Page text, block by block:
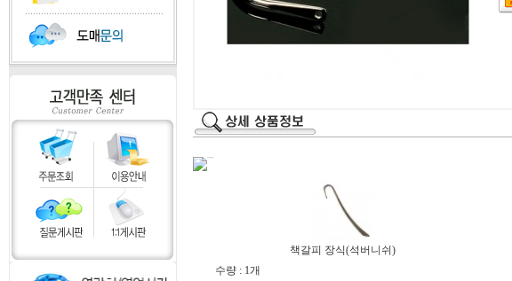
책갈피 장식(석버니쉬)
수량 : 1개